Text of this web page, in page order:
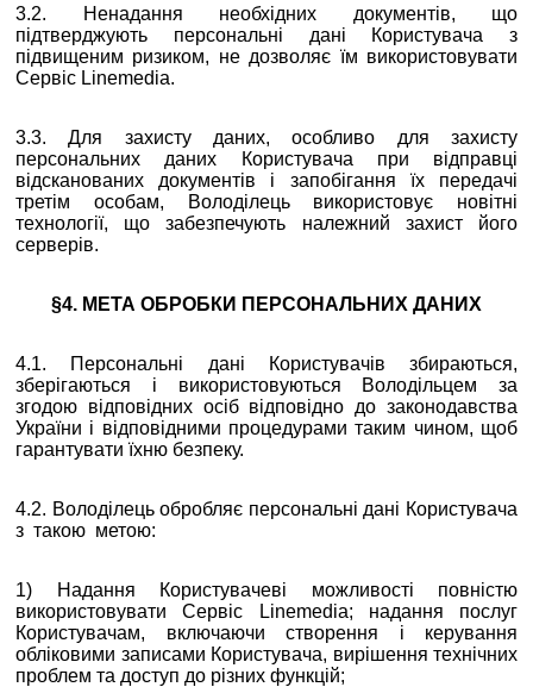
3.2. Ненадання необхідних документів, що
підтверджують персональні дані Користувача з
підвищеним ризиком, не дозволяє їм використовувати
Сервіс Linemedia.
3.3. Для захисту даних, особливо для захисту
персональних даних Користувача при відправці
відсканованих документів і запобігання їх передачі
третім особам, Володілець використовує новітні
технології, що забезпечують належний захист його
серверів.
§4. МЕТА ОБРОБКИ ПЕРСОНАЛЬНИХ ДАНИХ
4.1. Персональні дані Користувачів збираються,
зберігаються і використовуються Володільцем за
згодою відповідних осіб відповідно до законодавства
України і відповідними процедурами таким чином, щоб
гарантувати їхню безпеку.
4.2. Володілець обробляє персональні дані Користувача
з такою метою:
1) Надання Користувачеві можливості повністю
використовувати Сервіс Linemedia; надання послуг
Користувачам, включаючи створення і керування
обліковими записами Користувача, вирішення технічних
проблем та доступ до різних функцій;